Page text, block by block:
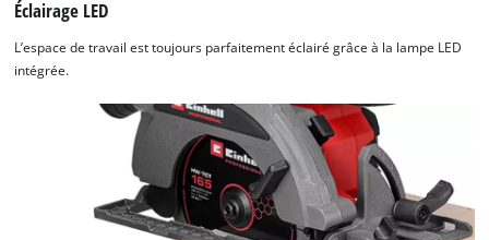
Éclairage LED
L’espace de travail est toujours parfaitement éclairé grâce à la lampe LED
intégrée.